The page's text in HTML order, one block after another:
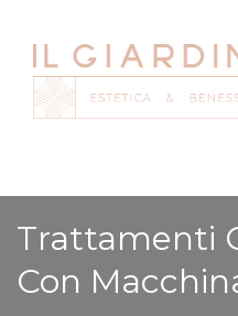
Trattamenti
Con